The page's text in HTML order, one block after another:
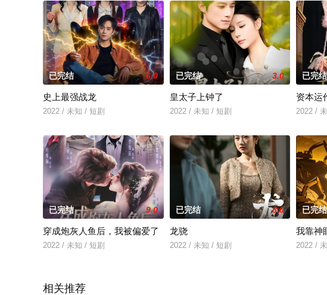
已完结 6.0
史上最强战龙
2022 / 未知 / 短剧
已完结 3.0
皇太子上钟了
2022 / 未知 / 短剧
已完结
资本运
2022 /
已完结 9.0
穿成炮灰人鱼后，我被偏爱了
2022 / 未知 / 短剧
已完结 8.0
龙骁
2022 / 未知 / 短剧
已完结
我靠神
2022 /
相关推荐